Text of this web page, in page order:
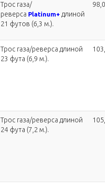
Трос газа/
реверса Platinum+ длиной
21 футов (6,3 м.).
Трос газа/реверса длиной
23 фута (6,9 м.).
Трос газа/реверса длиной
24 фута (7,2 м.).